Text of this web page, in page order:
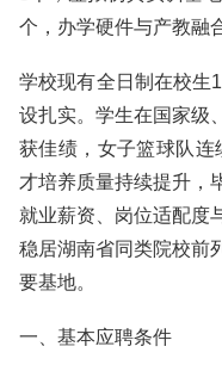
个，办学硬件与产教融
学校现有全日制在校生
设扎实。学生在国家级
获佳绩，女子篮球队连
才培养质量持续提升，
就业薪资、岗位适配度
稳居湖南省同类院校前
要基地。
一、基本应聘条件